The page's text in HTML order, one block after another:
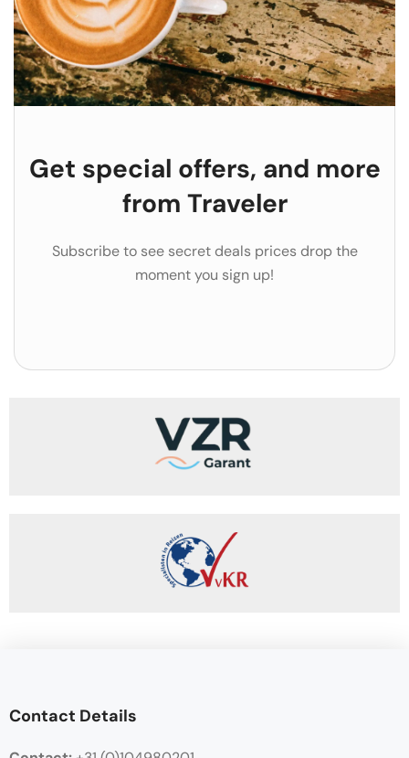
Get special offers, and more
from Traveler
Subscribe to see secret deals prices drop the
moment you sign up!
Contact Details